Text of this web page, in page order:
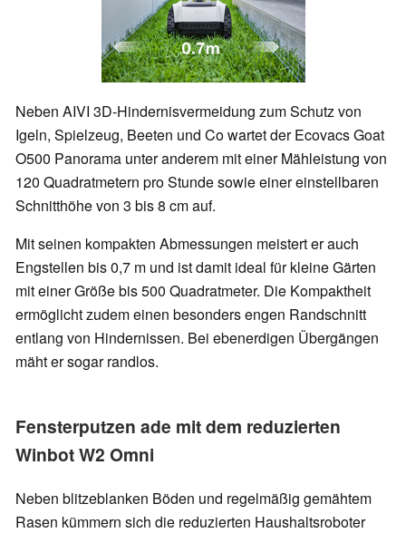
Neben AIVI 3D-Hindernisvermeidung zum Schutz von
Igeln, Spielzeug, Beeten und Co wartet der Ecovacs Goat
O500 Panorama unter anderem mit einer Mähleistung von
120 Quadratmetern pro Stunde sowie einer einstellbaren
Schnitthöhe von 3 bis 8 cm auf.
Mit seinen kompakten Abmessungen meistert er auch
Engstellen bis 0,7 m und ist damit ideal für kleine Gärten
mit einer Größe bis 500 Quadratmeter. Die Kompaktheit
ermöglicht zudem einen besonders engen Randschnitt
entlang von Hindernissen. Bei ebenerdigen Übergängen
mäht er sogar randlos.
Fensterputzen ade mit dem reduzierten
Winbot W2 Omni
Neben blitzeblanken Böden und regelmäßig gemähtem
Rasen kümmern sich die reduzierten Haushaltsroboter